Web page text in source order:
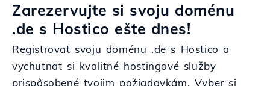
Zarezervujte si svoju doménu
.de s Hostico ešte dnes!
Registrovať svoju doménu .de s Hostico a
vychutnať si kvalitné hostingové služby
prispôsobené tvojim požiadavkám. Vyber si